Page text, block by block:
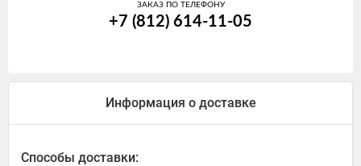
ЗАКАЗ ПО ТЕЛЕФОНУ
+7 (812) 614-11-05
Информация о доставке
Способы доставки: